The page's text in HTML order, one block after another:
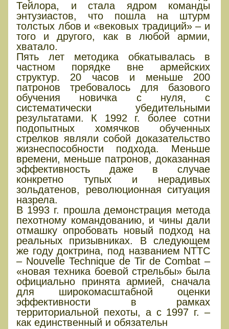
Тейлора, и стала ядром команды
энтузиастов, что пошла на штурм
толстых лбов и «вековых традиций» – и
того и другого, как в любой армии,
хватало.
Пять лет методика обкатывалась в
частном порядке вне армейских
структур. 20 часов и меньше 200
патронов требовалось для базового
обучения новичка с нуля, с
систематически убедительными
результатами. К 1992 г. более сотни
подопытных хомячков обученных
стрелков являли собой доказательство
жизнеспособности подхода. Меньше
времени, меньше патронов, доказанная
эффективность даже в случае
конкретно тупых и нерадивых
зольдатенов, революционная ситуация
назрела.
В 1993 г. прошла демонстрация метода
пехотному командованию, и чины дали
отмашку опробовать новый подход на
реальных призывниках. В следующем
же году доктрина, под названием NTTC
– Nouvelle Technique de Tir de Combat –
«новая техника боевой стрельбы» была
официально принята армией, сначала
для широкомасштабной оценки
эффективности в рамках
территориальной пехоты, а с 1997 г. –
как единственный и обязательн